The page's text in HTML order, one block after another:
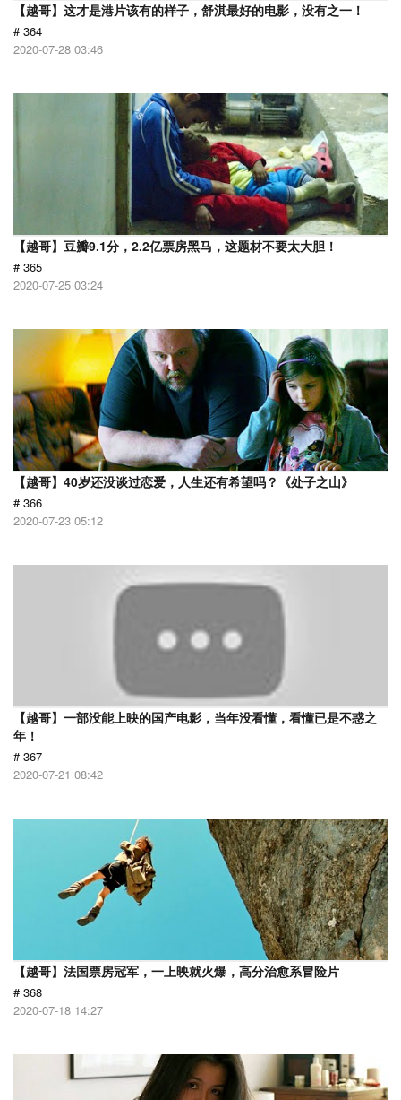
【越哥】这才是港片该有的样子，舒淇最好的电影，没有之一！
# 364
2020-07-28 03:46
【越哥】豆瓣9.1分，2.2亿票房黑马，这题材不要太大胆！
# 365
2020-07-25 03:24
【越哥】40岁还没谈过恋爱，人生还有希望吗？《处子之山》
# 366
2020-07-23 05:12
【越哥】一部没能上映的国产电影，当年没看懂，看懂已是不惑之
年！
# 367
2020-07-21 08:42
【越哥】法国票房冠军，一上映就火爆，高分治愈系冒险片
# 368
2020-07-18 14:27